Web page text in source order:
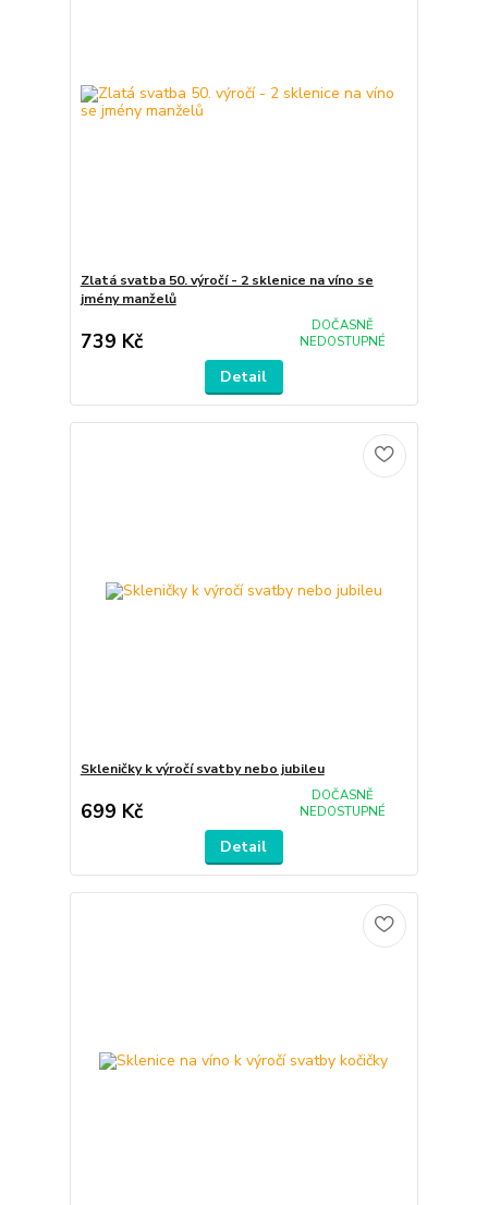
Zlatá svatba 50. výročí - 2 sklenice na víno se
jmény manželů
739 Kč
DOČASNĚ
NEDOSTUPNÉ
Detail
Skleničky k výročí svatby nebo jubileu
699 Kč
DOČASNĚ
NEDOSTUPNÉ
Detail